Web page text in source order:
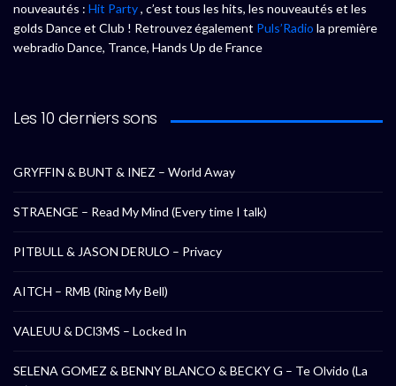
nouveautés : Hit Party, c’est tous les hits, les nouveautés et les
golds Dance et Club ! Retrouvez également Puls’Radio la première
webradio Dance, Trance, Hands Up de France
Les 10 derniers sons
GRYFFIN & BUNT & INEZ – World Away
STRAENGE – Read My Mind (Every time I talk)
PITBULL & JASON DERULO – Privacy
AITCH – RMB (Ring My Bell)
VALEUU & DCl3MS – Locked In
SELENA GOMEZ & BENNY BLANCO & BECKY G – Te Olvido (La